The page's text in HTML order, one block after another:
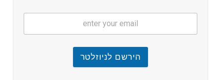
הירשם לניוזלטר